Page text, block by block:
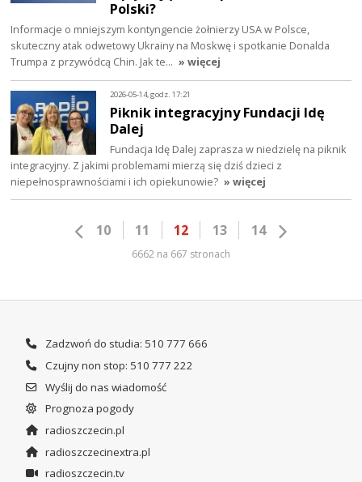
Polski?
Informacje o mniejszym kontyngencie żołnierzy USA w Polsce,
skuteczny atak odwetowy Ukrainy na Moskwę i spotkanie Donalda
Trumpa z przywódcą Chin. Jak te… » więcej
2026-05-14, godz. 17:21
Piknik integracyjny Fundacji Idę
Dalej
Fundacja Idę Dalej zaprasza w niedzielę na piknik
integracyjny. Z jakimi problemami mierzą się dziś dzieci z
niepełnosprawnościami i ich opiekunowie? » więcej
10 11 12 13 14
6662 na 667 stronach
Zadzwoń do studia: 510 777 666
Czujny non stop: 510 777 222
Wyślij do nas wiadomość
Prognoza pogody
radioszczecin.pl
radioszczecinextra.pl
radioszczecin.tv